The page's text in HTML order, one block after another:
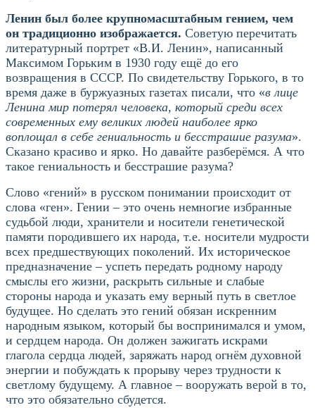
Ленин был более крупномасштабным гением, чем
он традиционно изображается. Советую перечитать
литературный портрет «В.И. Ленин», написанный
Максимом Горьким в 1930 году ещё до его
возвращения в СССР. По свидетельству Горького, в то
время даже в буржуазных газетах писали, что «в лице
Ленина мир потерял человека, который среди всех
современных ему великих людей наиболее ярко
воплощал в себе гениальность и бесстрашие разума».
Сказано красиво и ярко. Но давайте разберёмся. А что
такое гениальность и бесстрашие разума?
Слово «гений» в русском понимании происходит от
слова «ген». Гении – это очень немногие избранные
судьбой люди, хранители и носители генетической
памяти породившего их народа, т.е. носители мудрости
всех предшествующих поколений. Их историческое
предназначение – успеть передать родному народу
смыслы его жизни, раскрыть сильные и слабые
стороны народа и указать ему верный путь в светлое
будущее. Но сделать это гений обязан искренним
народным языком, который бы воспринимался и умом,
и сердцем народа. Он должен зажигать искрами
глагола сердца людей, заряжать народ огнём духовной
энергии и побуждать к прорыву через трудности к
светлому будущему. А главное – вооружать верой в то,
что это обязательно сбудется.